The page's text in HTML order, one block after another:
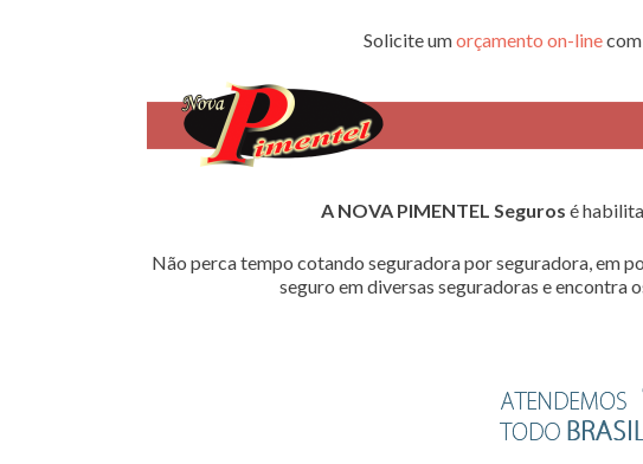
Solicite umorçamento on-line
A NOVA PIMENTEL Seguros é
Não perca tempo cotando seguradora por seguradora, em
seguro em diversas seguradoras e encontra